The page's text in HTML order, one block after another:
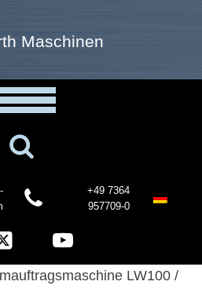
Maschinen
+49 7364
957709-0
LW100 /